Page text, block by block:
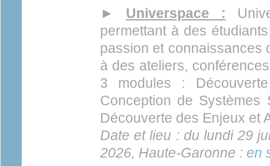
► Universpace :
permettant à des
passion et connaissances
à des ateliers,
3 modules :
Conception de Systèmes
Découverte des Enjeux et
Date et lieu : du lundi 29
2026, Haute-Garonne : en